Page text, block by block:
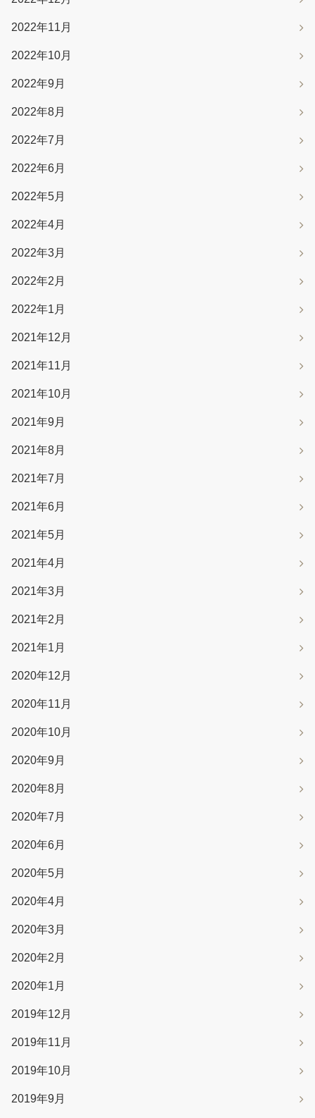
2022年11月
2022年10月
2022年9月
2022年8月
2022年7月
2022年6月
2022年5月
2022年4月
2022年3月
2022年2月
2022年1月
2021年12月
2021年11月
2021年10月
2021年9月
2021年8月
2021年7月
2021年6月
2021年5月
2021年4月
2021年3月
2021年2月
2021年1月
2020年12月
2020年11月
2020年10月
2020年9月
2020年8月
2020年7月
2020年6月
2020年5月
2020年4月
2020年3月
2020年2月
2020年1月
2019年12月
2019年11月
2019年10月
2019年9月